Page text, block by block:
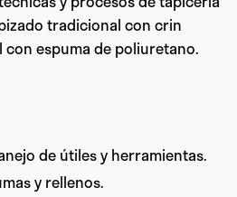
tradicional con crin
con espuma de poliuretano.
de útiles y herramientas.
y rellenos.